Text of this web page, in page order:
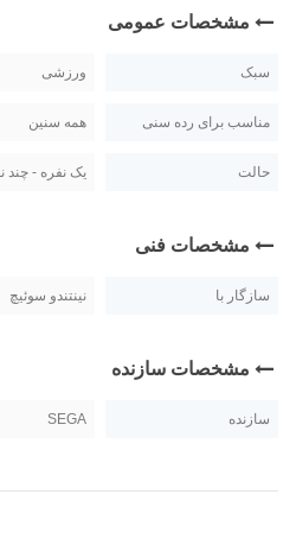
مشخصات عمومی
سبک ورزشی
مناسب برای رده سنی همه سنین
حالت یک نفره - چند
مشخصات فنی
سازگار با نینتندو سوئیچ
مشخصات سازنده
سازنده SEGA